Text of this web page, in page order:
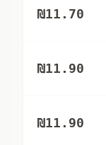
₪11.70
₪11.90
₪11.90